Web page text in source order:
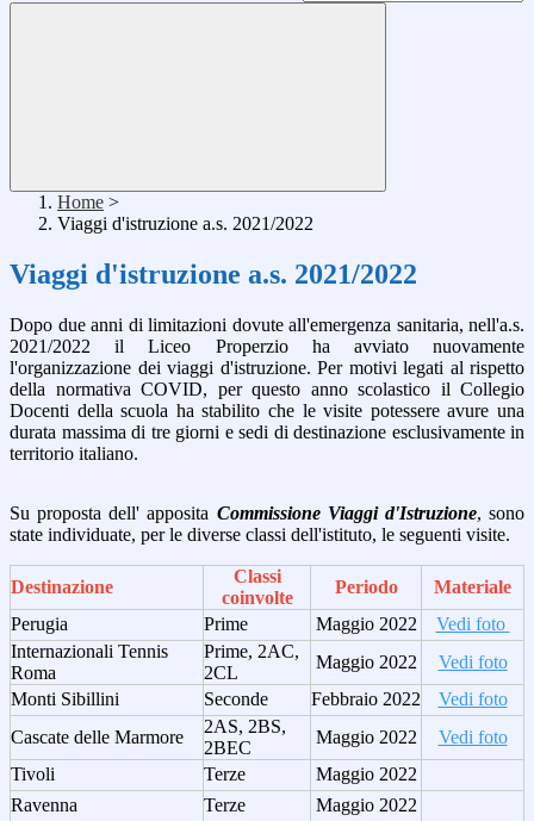
Home >
Viaggi d'istruzione a.s. 2021/2022
Viaggi d'istruzione a.s. 2021/2022
Dopo due anni di limitazioni dovute all'emergenza sanitaria, nell'a.s.
2021/2022 il Liceo Properzio ha avviato nuovamente
l'organizzazione dei viaggi d'istruzione. Per motivi legati al rispetto
della normativa COVID, per questo anno scolastico il Collegio
Docenti della scuola ha stabilito che le visite potessere avure una
durata massima di tre giorni e sedi di destinazione esclusivamente in
territorio italiano.
Su proposta dell' apposita Commissione Viaggi d'Istruzione, sono
state individuate, per le diverse classi dell'istituto, le seguenti visite.
Destinazione
Classi
coinvolte
Periodo
Materiale
Perugia
Prime Maggio 2022
Vedi foto
Internazionali Tennis
Roma
Prime, 2AC,
2CL
Maggio 2022
Vedi foto
Monti Sibillini
Seconde Febbraio 2022
Vedi foto
Cascate delle Marmore
2AS, 2BS,
2BEC
Maggio 2022
Vedi foto
Tivoli
Terze
Maggio 2022
Ravenna
Terze
Maggio 2022